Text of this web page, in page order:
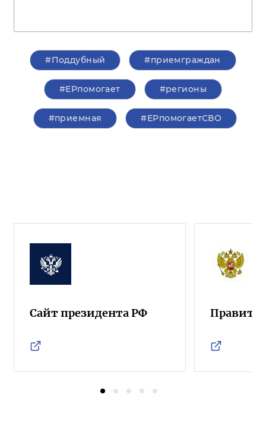
#Поддубный #приемграждан
#ЕРпомогает #регионы
#приемная #ЕРпомогаетСВО
Сайт президента РФ